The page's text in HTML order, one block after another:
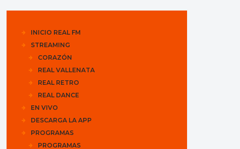
INICIO REAL FM
STREAMING
CORAZÓN
REAL VALLENATA
REAL RETRO
REAL DANCE
EN VIVO
DESCARGA LA APP
PROGRAMAS
PROGRAMAS